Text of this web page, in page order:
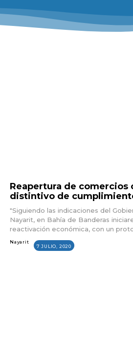
Reapertura de comercios
distintivo de
"Siguiendo las indicaciones del
Nayarit, en Bahía de Banderas
reactivación económica, con un
Nayarit
7 JULIO, 2020